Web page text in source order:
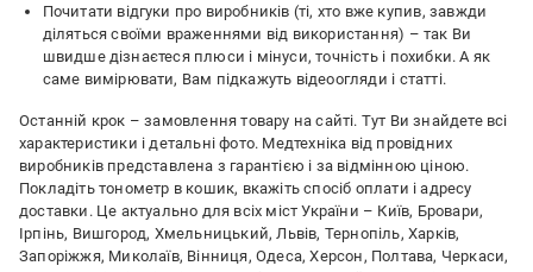
Почитати відгуки про виробників (ті, хто вже купив, завжди
діляться своїми враженнями від використання) – так Ви
швидше дізнаєтеся плюси і мінуси, точність і похибки. А як
саме вимірювати, Вам підкажуть відеоогляди і статті.
Останній крок – замовлення товару на сайті. Тут Ви знайдете всі
характеристики і детальні фото. Медтехніка від провідних
виробників представлена ​​з гарантією і за відмінною ціною.
Покладіть тонометр в кошик, вкажіть спосіб оплати і адресу
доставки. Це актуально для всіх міст України – Київ, Бровари,
Ірпінь, Вишгород, Хмельницький, Львів, Тернопіль, Харків,
Запоріжжя, Миколаїв, Вінниця, Одеса, Херсон, Полтава, Черкаси,